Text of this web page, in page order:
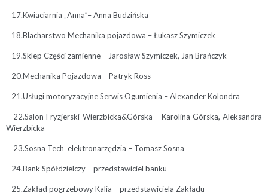
17.Kwiaciarnia „Anna”– Anna Budzińska
18.Blacharstwo Mechanika pojazdowa – Łukasz Szymiczek
19.Sklep Części zamienne – Jarosław Szymiczek, Jan Brańczyk
20.Mechanika Pojazdowa – Patryk Ross
21.Usługi motoryzacyjne Serwis Ogumienia – Alexander Kolondra
22.Salon Fryzjerski Wierzbicka&Górska – Karolina Górska, Aleksandra
Wierzbicka
23.Sosna Tech elektronarzędzia – Tomasz Sosna
24.Bank Spółdzielczy – przedstawiciel banku
25.Zakład pogrzebowy Kalia – przedstawiciela Zakładu